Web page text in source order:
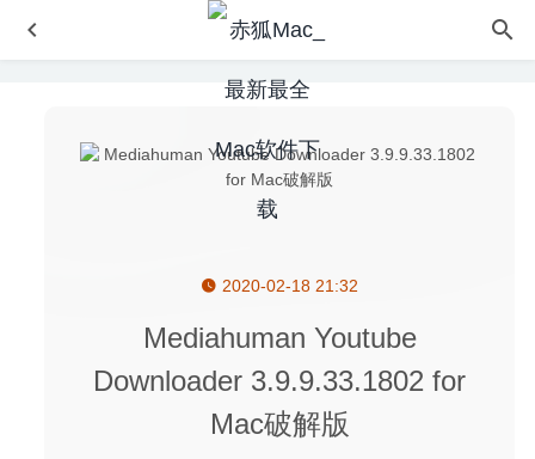
2020-02-18 21:32
Mediahuman Youtube
Downloader 3.9.9.33.1802 for
Mac破解版
ScreenFlow 10.5.2-非常优秀的屏幕录像软件
SoundSource 4.2.3 for Mac中文版-功能强大的Mac音量控
MouseBoost Pro(鼠标右键助手专业版) 5.2.6 中文版-实用
2026-08-07